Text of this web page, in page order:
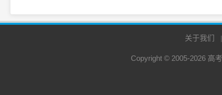
关于我们
Copyright © 2005-2026 高